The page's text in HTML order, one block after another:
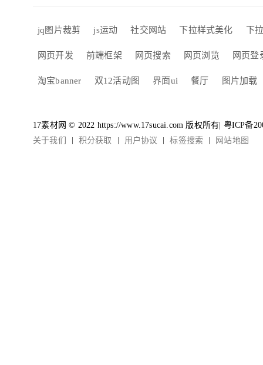
jq图片裁剪 js运动 社交网站 下拉样式美化 下
网页开发 前端框架 网页搜索 网页浏览 网页登
淘宝banner 双12活动图 界面ui 餐厅 图片加载
17素材网 © 2022 https://www.17sucai.com 版权所有| 粤ICP备
关于我们
积分获取 用户协议 标签搜索 网站地图